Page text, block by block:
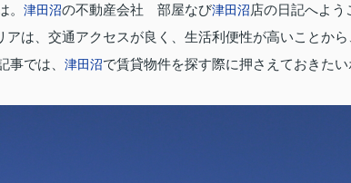
。 津田沼の不動産会社 部屋なび津田沼店の日記へよう
アは、交通アクセスが良く、生活利便性が高いことか
事では、 津田沼で賃貸物件を探す際に押さえておきた